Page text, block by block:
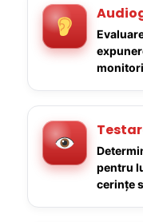
pentru
cerințe